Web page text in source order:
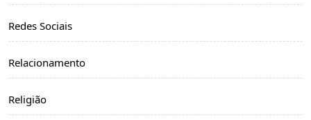
Redes Sociais
Relacionamento
Religião